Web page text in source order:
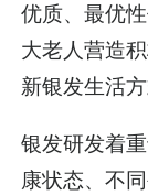
优质、最优
大老人营造
新银发生活方
银发研发着
康状态、不